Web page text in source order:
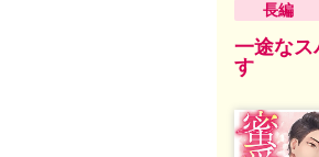
長編
一途なス
す